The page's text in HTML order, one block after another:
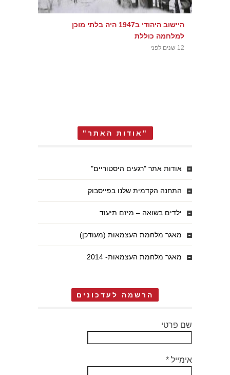
היישוב היהודי ב1947 היה בלתי מוכן
למלחמה כוללת
12 שנים לפני
"אודות האתר"
אודות אתר "רגעים היסטוריים"
התחנה הקדמית שלנו בפייסבוק
ילדים בשואה – מיזם תיעוד
מאגר מלחמת העצמאות (מעודכן)
מאגר מלחמת העצמאות- 2014
הרשמה לעדכונים
שם פרטי
אימייל *